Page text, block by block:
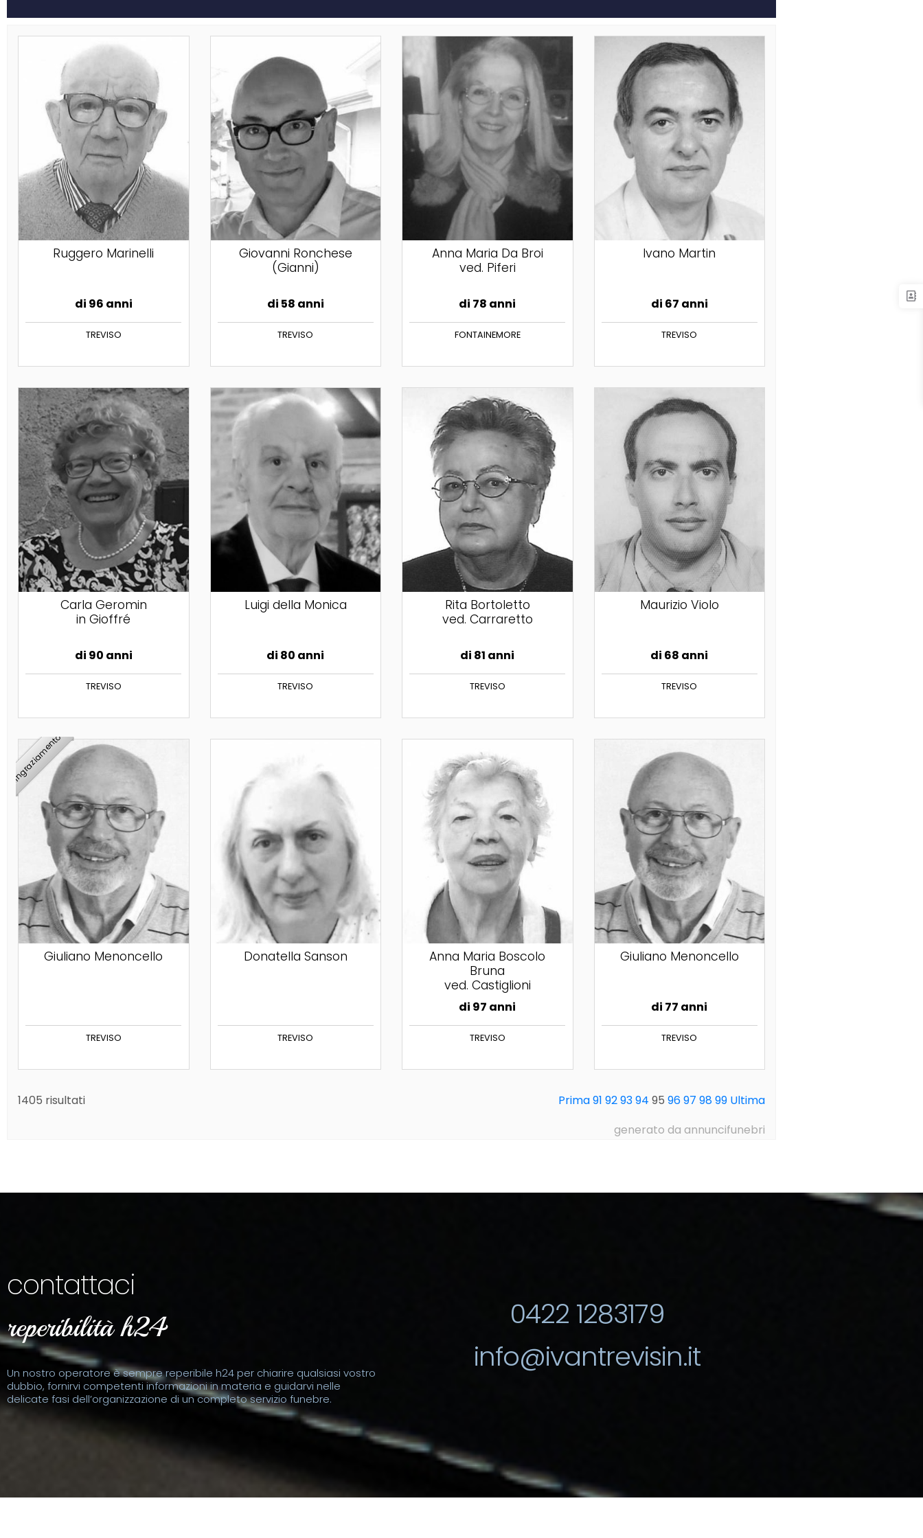
Ruggero Marinelli
di 96 anni
TREVISO
Giovanni Ronchese
(Gianni)
di 58 anni
TREVISO
Anna Maria Da Broi
ved. Piferi
di 78 anni
FONTAINEMORE
Ivano Martin
di 67 anni
TREVISO
Carla Geromin
in Gioffré
di 90 anni
TREVISO
Luigi della Monica
di 80 anni
TREVISO
Rita Bortoletto
ved. Carraretto
di 81 anni
TREVISO
Maurizio Violo
di 68 anni
TREVISO
ringraziamento
Giuliano Menoncello
TREVISO
Donatella Sanson
TREVISO
Anna Maria Boscolo
Bruna
ved. Castiglioni
di 97 anni
TREVISO
Giuliano Menoncello
di 77 anni
TREVISO
Prima91 929394 95 9697 9899 Ultima
1405 risultati
generato da annuncifunebri
contattaci
reperibilità h24
Un nostro operatore è sempre reperibile h24 per chiarire qualsiasi vostro
dubbio, fornirvi competenti informazioni in materia e guidarvi nelle
delicate fasi dell’organizzazione di un completo servizio funebre.
0422 1283179
info@ivantrevisin.it